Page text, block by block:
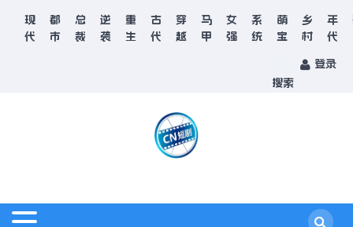
现
代
都
市
总
裁
逆
袭
重
生
古
代
穿
越
马
甲
女
强
系
统
萌
宝
乡
村
年
代
搜索
登录